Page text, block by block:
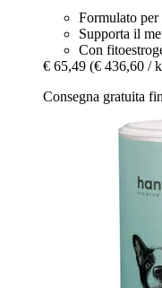
Formulato
Supporta il
Con
€ 65,49 (€ 436,60 /
Consegna gratuita